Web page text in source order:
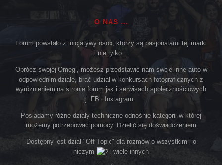
O NAS ...
Forum powstało z inicjatywy osób, którzy są pasjonatami tej marki
i nie tylko...
Oprócz swojej Omegi, możesz przedstawić nam swoje inne auto w
odpowiednim dziale, brać udział w konkursach fotograficznych z
wyróżnieniem na stronie forum jak i serwisach społecznościowych
tj. FB i Instagram.
Posiadamy różne działy techniczne odnośnie kategorii w której
możemy potrzebować pomocy. Dzielić się doświadczeniem
Dostępny jest dział "Off Topic" dla rozmów o wszystkim i o
niczym
i wiele innych